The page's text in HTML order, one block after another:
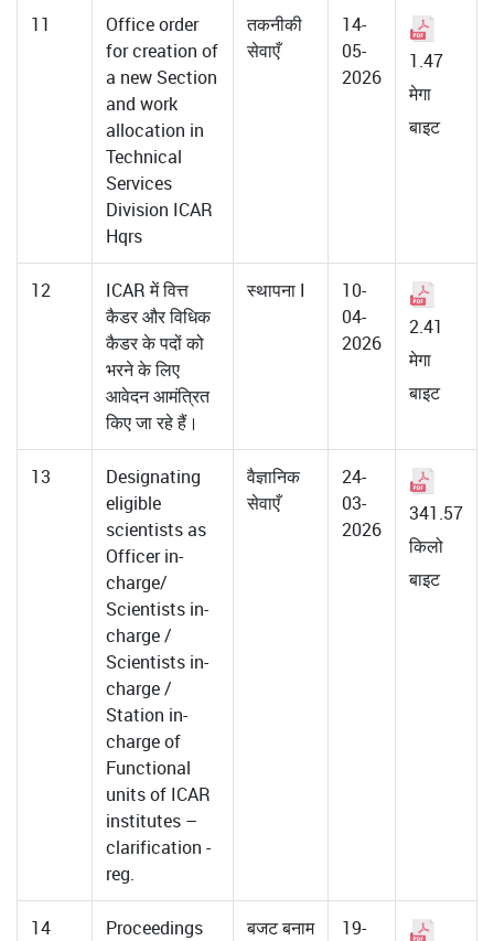
11
Office order
for creation of
a new Section
and work
allocation in
Technical
Services
Division ICAR
Hqrs
तकनीकी
सेवाएँ
14-
05-
2026
1.47
मेगा
बाइट
12
ICAR में वित्त
कैडर और विधिक
कैडर के पदों को
भरने के लिए
आवेदन आमंत्रित
किए जा रहे हैं।
स्थापना I
10-
04-
2026
2.41
मेगा
बाइट
13
Designating
eligible
scientists as
Officer in-
charge/
Scientists in-
charge /
Scientists in-
charge /
Station in-
charge of
Functional
units of ICAR
institutes –
clarification -
reg.
वैज्ञानिक
सेवाएँ
24-
03-
2026
341.57
किलो
बाइट
14 Proceedings बजट बनाम 19-